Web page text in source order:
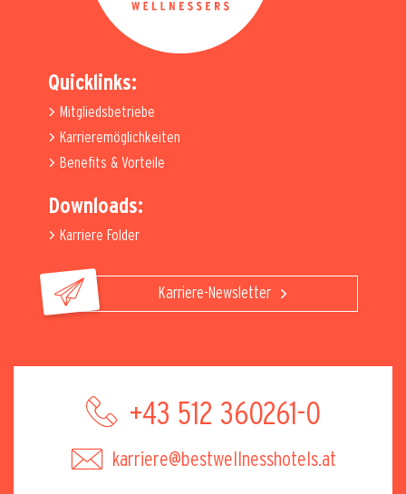
Quicklinks:
Mitgliedsbetriebe
Karrieremöglichkeiten
Benefits & Vorteile
Downloads:
Karriere Folder
Karriere-Newsletter
+43 512 360261-0
karriere@bestwellnesshotels.at